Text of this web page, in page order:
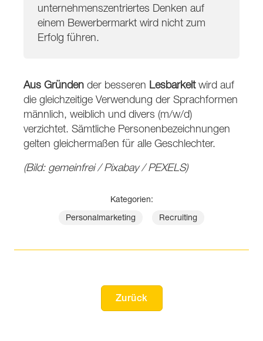
unternehmenszentriertes Denken auf
einem Bewerbermarkt wird nicht zum
Erfolg führen.
Aus Gründen der besseren Lesbarkeitwird auf
die gleichzeitige Verwendung der Sprachformen
männlich, weiblich und divers (m/w/d)
verzichtet. Sämtliche Personenbezeichnungen
gelten gleichermaßen für alle Geschlechter.
(Bild: gemeinfrei / Pixabay / PEXELS)
Kategorien:
Personalmarketing
Recruiting
Zurück